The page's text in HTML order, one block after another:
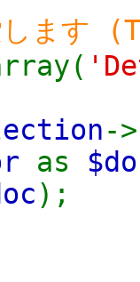
します
->
as
);